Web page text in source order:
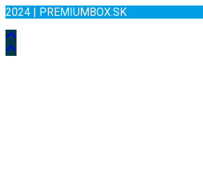
2024 | PREMIUMBOX.SK